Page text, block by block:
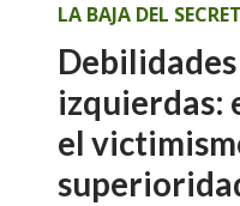
izquierdas:
el
LA BAJA DEL